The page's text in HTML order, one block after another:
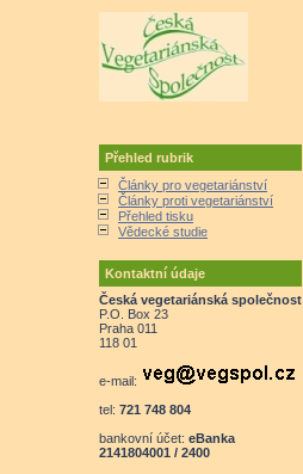
Přehled rubrik
Články pro vegetariánství
Články proti vegetariánství
Přehled tisku
Vědecké studie
Kontaktní údaje
Česká vegetariánská společnost
P.O. Box 23
Praha 011
118 01
e-mail:
tel: 721 748 804
bankovní účet: eBanka
2141804001 / 2400